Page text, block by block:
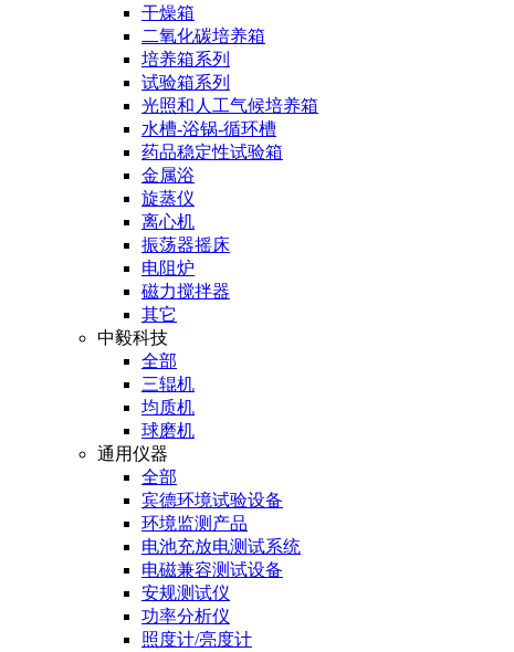
干燥箱
二氧化碳培养箱
培养箱系列
试验箱系列
光照和人工气候培养箱
水槽-浴锅-循环槽
药品稳定性试验箱
金属浴
旋蒸仪
离心机
振荡器摇床
电阻炉
磁力搅拌器
其它
中毅科技
全部
三辊机
均质机
球磨机
通用仪器
全部
宾德环境试验设备
环境监测产品
电池充放电测试系统
电磁兼容测试设备
安规测试仪
功率分析仪
照度计/亮度计